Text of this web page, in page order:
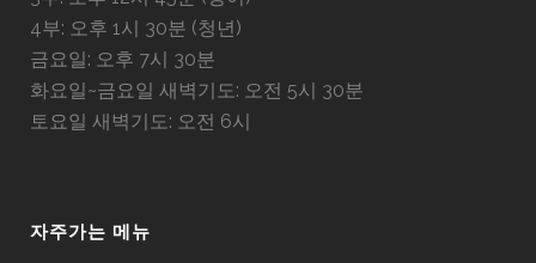
4부: 오후 1시 30분 (청년)
금요일: 오후 7시 30분
화요일~금요일 새벽기도: 오전 5시 30분
토요일 새벽기도: 오전 6시
자주가는 메뉴